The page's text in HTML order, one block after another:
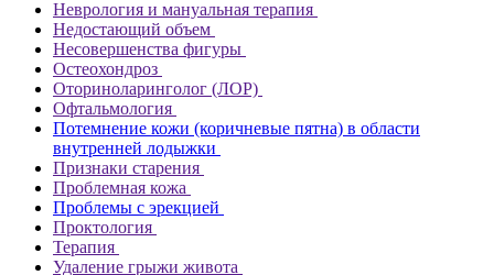
Неврология и мануальная терапия
Недостающий объем
Несовершенства фигуры
Остеохондроз
Оториноларинголог (ЛОР)
Офтальмология
Потемнение кожи (коричневые пятна) в области
внутренней лодыжки
Признаки старения
Проблемная кожа
Проблемы с эрекцией
Проктология
Терапия
Удаление грыжи живота